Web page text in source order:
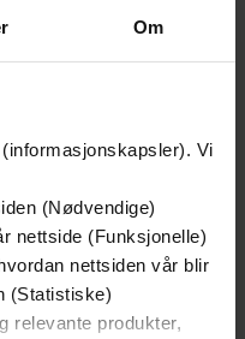
Om
Vi
(Nødvendige)
nettside (Funksjonelle)
nettsiden vår blir
(Statistiske)
relevante produkter,
349,-
Utskudd
Jørn Lier Horst
EBOK